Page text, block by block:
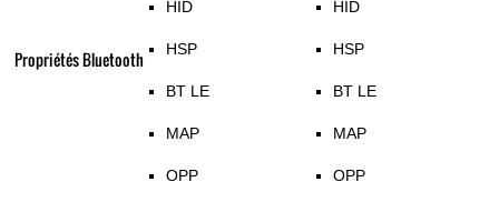
Propriétés Bluetooth
HID
HSP
BT LE
MAP
OPP
HID
HSP
BT LE
MAP
OPP